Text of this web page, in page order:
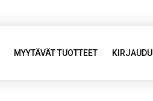
MYYTÄVÄT TUOTTEET KIRJAUDU